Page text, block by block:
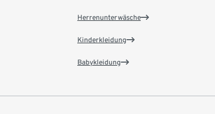
Herrenunterwäsche
Kinderkleidung
Babykleidung